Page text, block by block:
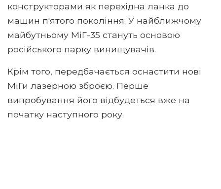
конструкторами як перехідна ланка до
машин п'ятого покоління. У найближчому
майбутньому МіГ-35 стануть основою
російського парку винищувачів.
Крім того, передбачається оснастити нові
МіГи лазерною зброєю. Перше
випробування його відбудеться вже на
початку наступного року.